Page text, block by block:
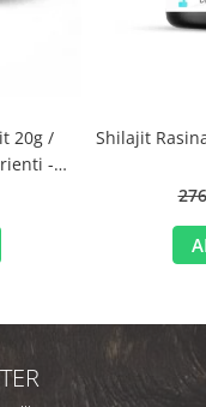
20g /
-
Shilajit